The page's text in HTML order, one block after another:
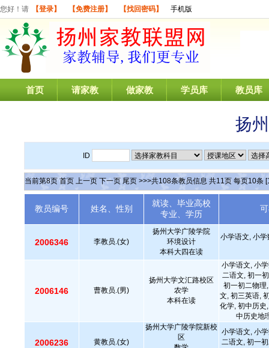
您好！请 【登录】 【免费注册】 【找回密码】 手机版
首页 请家教 做家教 学员库 教员库
扬
ID
当前第8页 首页 上一页 下一页 尾页 >>>共108条教员信息 共11页 每页10条
教员编号 姓名、性别
就读、毕业高校
专业、学历
2006346 李教员.(女)
扬州大学广陵学院
环境设计
本科大四在读
小学语文, 小
2006146 曹教员.(男)
扬州大学文汇路校区
农学
本科在读
小学语文, 小
二语文, 初一
初一初二物理
文, 初三英语,
化学, 初中历史
中历史地
2006236 黄教员.(女)
扬州大学广陵学院新校
区
小学语文, 小
二语文, 初一